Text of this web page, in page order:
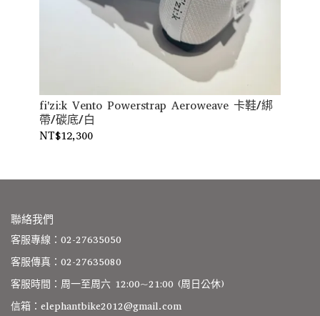
fi'zi:k Vento Powerstrap Aeroweave 卡鞋/綁
帶/碳底/白
NT$12,300
聯絡我們
客服專線：02-27635050
客服傳真：02-27635080
客服時間：周一至周六 12:00~21:00 (周日公休)
信箱：elephantbike2012@gmail.com